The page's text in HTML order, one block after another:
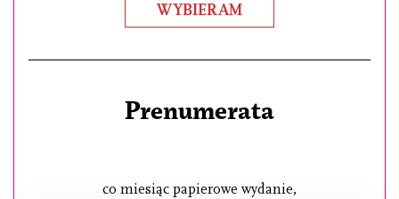
WYBIERAM
Prenumerata
co miesiąc papierowe wydanie,